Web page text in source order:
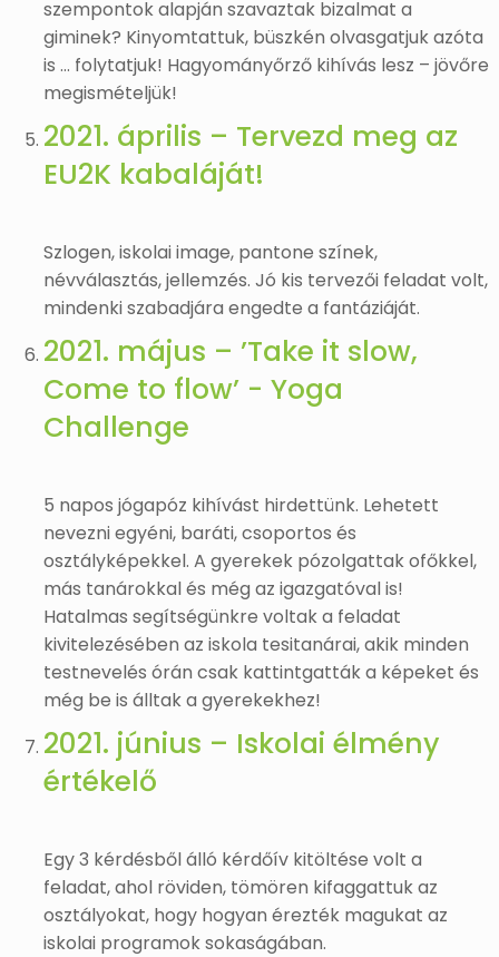
szempontok alapján szavaztak bizalmat a
giminek? Kinyomtattuk, büszkén olvasgatjuk azóta
is … folytatjuk! Hagyományőrző kihívás lesz – jövőre
megismételjük!
2021. április – Tervezd meg az
EU2K kabaláját!
Szlogen, iskolai image, pantone színek,
névválasztás, jellemzés. Jó kis tervezői feladat volt,
mindenki szabadjára engedte a fantáziáját.
2021. május – ’Take it slow,
Come to flow’ - Yoga
Challenge
5 napos jógapóz kihívást hirdettünk. Lehetett
nevezni egyéni, baráti, csoportos és
osztályképekkel. A gyerekek pózolgattak ofőkkel,
más tanárokkal és még az igazgatóval is!
Hatalmas segítségünkre voltak a feladat
kivitelezésében az iskola tesitanárai, akik minden
testnevelés órán csak kattintgatták a képeket és
még be is álltak a gyerekekhez!
2021. június – Iskolai élmény
értékelő
Egy 3 kérdésből álló kérdőív kitöltése volt a
feladat, ahol röviden, tömören kifaggattuk az
osztályokat, hogy hogyan érezték magukat az
iskolai programok sokaságában.